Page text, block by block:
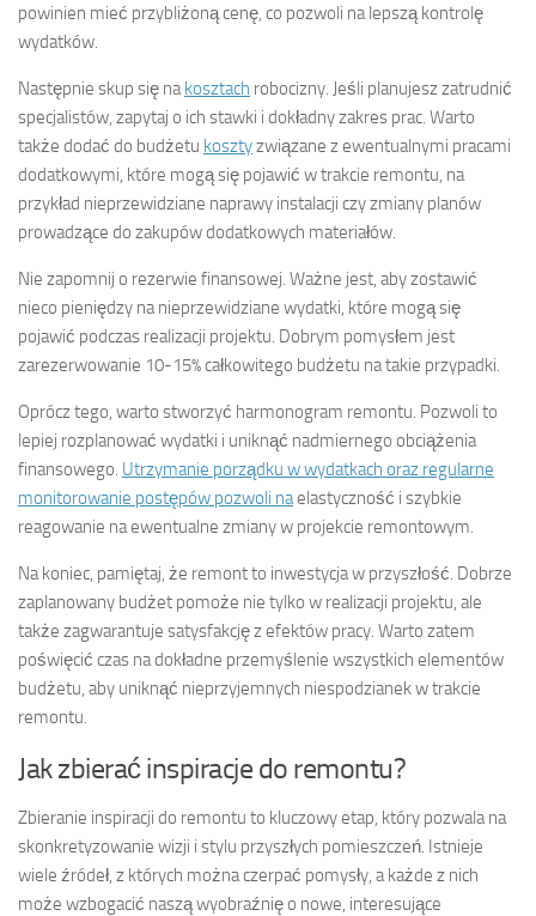
powinien mieć przybliżoną cenę, co pozwoli na lepszą kontrolę
wydatków.
Następnie skup się na kosztach robocizny. Jeśli planujesz zatrudnić
specjalistów, zapytaj o ich stawki i dokładny zakres prac. Warto
także dodać do budżetu kosztyzwiązane z ewentualnymi pracami
dodatkowymi, które mogą się pojawić w trakcie remontu, na
przykład nieprzewidziane naprawy instalacji czy zmiany planów
prowadzące do zakupów dodatkowych materiałów.
Nie zapomnij o rezerwie finansowej. Ważne jest, aby zostawić
nieco pieniędzy na nieprzewidziane wydatki, które mogą się
pojawić podczas realizacji projektu. Dobrym pomysłem jest
zarezerwowanie 10-15% całkowitego budżetu na takie przypadki.
Oprócz tego, warto stworzyć harmonogram remontu. Pozwoli to
lepiej rozplanować wydatki i uniknąć nadmiernego obciążenia
finansowego. Utrzymanie porządku w wydatkach oraz regularne
monitorowanie postępów pozwoli naelastyczność i szybkie
reagowanie na ewentualne zmiany w projekcie remontowym.
Na koniec, pamiętaj, że remont to inwestycja w przyszłość. Dobrze
zaplanowany budżet pomoże nie tylko w realizacji projektu, ale
także zagwarantuje satysfakcję z efektów pracy. Warto zatem
poświęcić czas na dokładne przemyślenie wszystkich elementów
budżetu, aby uniknąć nieprzyjemnych niespodzianek w trakcie
remontu.
Jak zbierać inspiracje do remontu?
Zbieranie inspiracji do remontu to kluczowy etap, który pozwala na
skonkretyzowanie wizji i stylu przyszłych pomieszczeń. Istnieje
wiele źródeł, z których można czerpać pomysły, a każde z nich
może wzbogacić naszą wyobraźnię o nowe, interesujące